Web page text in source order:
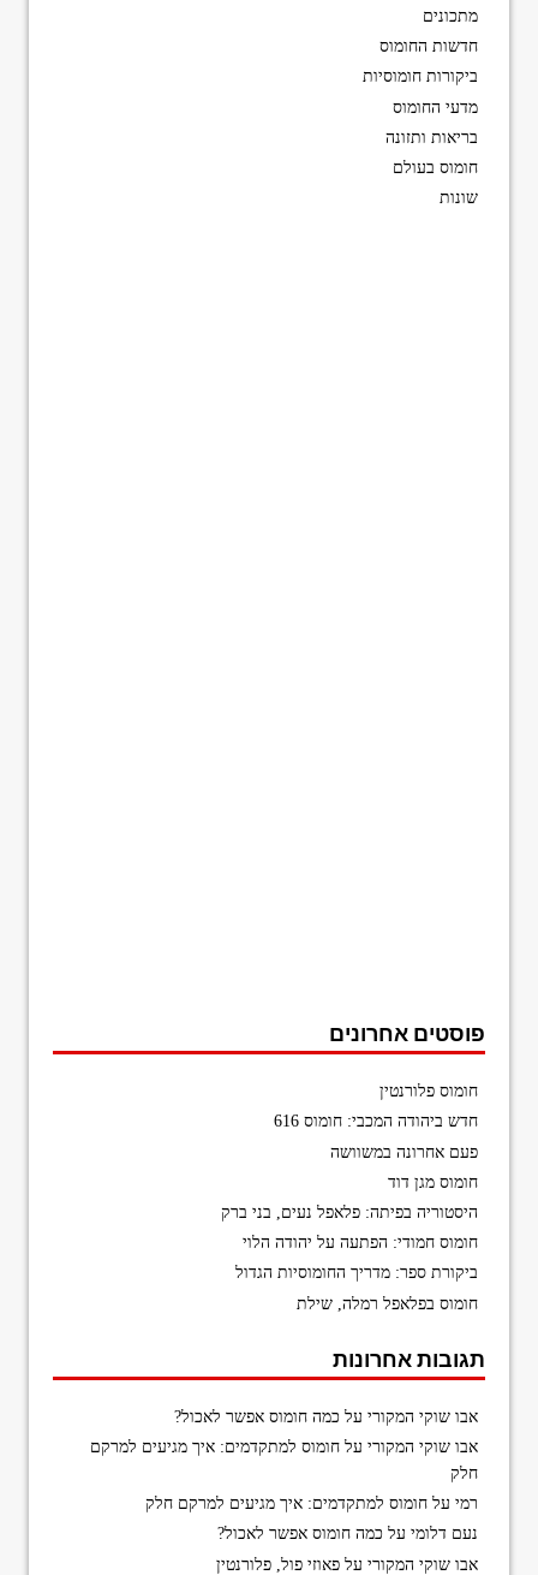
מתכונים
חדשות החומוס
ביקורות חומוסיות
מדעי החומוס
בריאות ותזונה
חומוס בעולם
שונות
פוסטים אחרונים
חומוס פלורנטין
חדש ביהודה המכבי: חומוס 616
פעם אחרונה במשוושה
חומוס מגן דוד
היסטוריה בפיתה: פלאפל נעים, בני ברק
חומוס חמודי: הפתעה על יהודה הלוי
ביקורת ספר: מדריך החומוסיות הגדול
חומוס בפלאפל רמלה, שילת
תגובות אחרונות
אבו שוקי המקורי על כמה חומוס אפשר לאכול?
אבו שוקי המקורי עלחומוס למתקדמים: איך מגיעים למרקם
חלק
רמי עלחומוס למתקדמים: איך מגיעים למרקם חלק
נעם דלומי על כמה חומוס אפשר לאכול?
אבו שוקי המקורי עלפאוזי פול, פלורנטין